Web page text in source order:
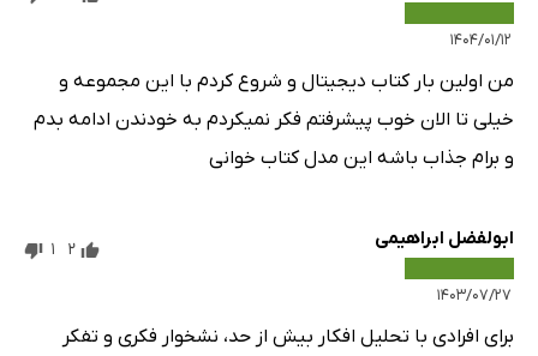
۱۴۰۴/۰۱/۱۲
من اولین بار کتاب دیجیتال و شروع کردم با این مجموعه و
خیلی تا الان خوب پیشرفتم فکر نمیکردم به خودندن ادامه بدم
و برام جذاب باشه این مدل کتاب خوانی
ابولفضل ابراهیمی
۱۴۰۳/۰۷/۲۷
2
1
برای افرادی با تحلیل افکار بیش از حد، نشخوار فکری و تفکر